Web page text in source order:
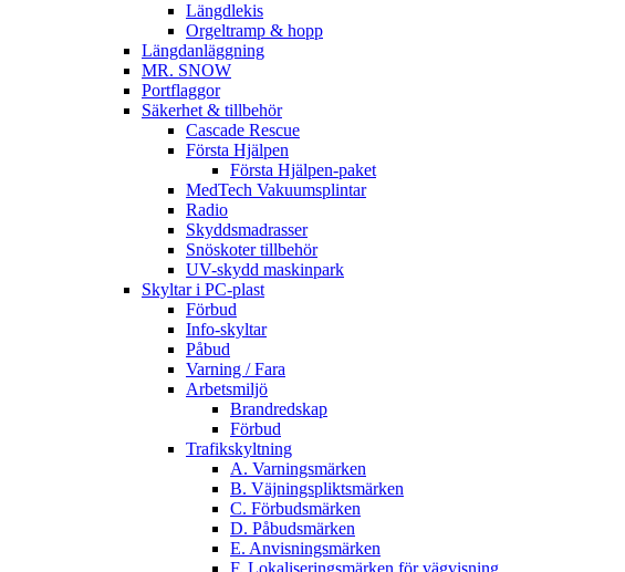
Längdlekis
Orgeltramp & hopp
Längdanläggning
MR. SNOW
Portflaggor
Säkerhet & tillbehör
Cascade Rescue
Första Hjälpen
Första Hjälpen-paket
MedTech Vakuumsplintar
Radio
Skyddsmadrasser
Snöskoter tillbehör
UV-skydd maskinpark
Skyltar i PC-plast
Förbud
Info-skyltar
Påbud
Varning / Fara
Arbetsmiljö
Brandredskap
Förbud
Trafikskyltning
A. Varningsmärken
B. Väjningspliktsmärken
C. Förbudsmärken
D. Påbudsmärken
E. Anvisningsmärken
F. Lokaliseringsmärken för vägvisning